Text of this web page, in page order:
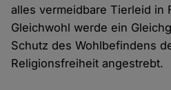
alles vermeidbare Tierleid in
Gleichwohl werde ein
Schutz des Wohlbefindens
Religionsfreiheit angestrebt.